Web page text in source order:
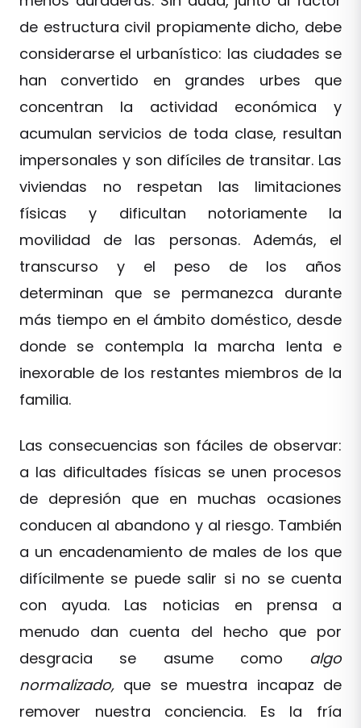
de estructura civil propiamente dicho, debe
considerarse el urbanístico: las ciudades se
han convertido en grandes urbes que
concentran la actividad económica y
acumulan servicios de toda clase, resultan
impersonales y son difíciles de transitar. Las
viviendas no respetan las limitaciones
físicas y dificultan notoriamente la
movilidad de las personas. Además, el
transcurso y el peso de los años
determinan que se permanezca durante
más tiempo en el ámbito doméstico, desde
donde se contempla la marcha lenta e
inexorable de los restantes miembros de la
familia.
Las consecuencias son fáciles de observar:
a las dificultades físicas se unen procesos
de depresión que en muchas ocasiones
conducen al abandono y al riesgo. También
a un encadenamiento de males de los que
difícilmente se puede salir si no se cuenta
con ayuda. Las noticias en prensa a
menudo dan cuenta del hecho que por
desgracia se asume como algo
normalizado, que se muestra incapaz de
remover nuestra conciencia. Es la fría